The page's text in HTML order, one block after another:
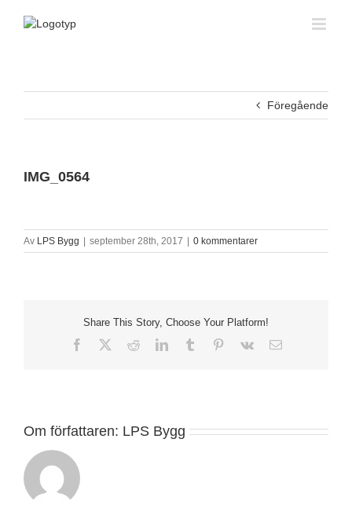
Föregående
IMG_0564
Av LPS Bygg september 28th, 2017 0 kommentarer
Share This Story, Choose Your Platform!
Facebook RedditLinkedInTumblr Pinterest
Vk
E-
Om författaren: LPS Bygg